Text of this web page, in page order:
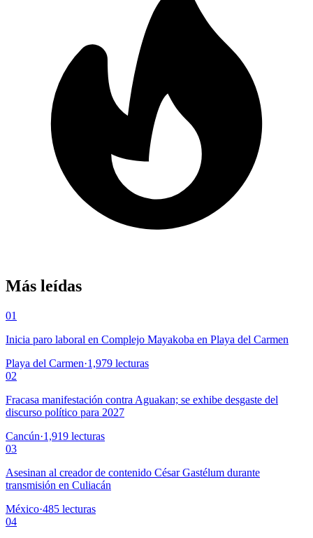
Más leídas
01
Inicia paro laboral en Complejo Mayakoba en Playa del Carmen
Playa del Carmen·1,979 lecturas
02
Fracasa manifestación contra Aguakan; se exhibe desgaste del
discurso político para 2027
Cancún·1,919 lecturas
03
Asesinan al creador de contenido César Gastélum durante
transmisión en Culiacán
México·485 lecturas
04